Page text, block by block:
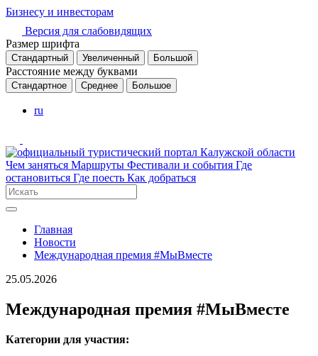
Бизнесу и инвесторам
Версия для слабовидящих
Размер шрифта
Стандартный Увеличенный Большой
Расстояние между буквами
Стандартное Среднее Большое
ru
Чем заняться Маршруты Фестивали и события Где
остановиться Где поесть Как добраться
Главная
Новости
Международная премия #МыВместе
25.05.2026
Международная премия #МыВместе
Категории для участия: